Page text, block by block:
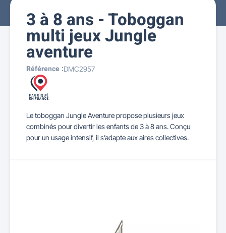
3 à 8 ans - Toboggan
multi jeux Jungle
aventure
Référence :DMC2957
Le toboggan Jungle Aventure propose plusieurs jeux
combinés pour divertir les enfants de 3 à 8 ans. Conçu
pour un usage intensif, il s’adapte aux aires collectives.